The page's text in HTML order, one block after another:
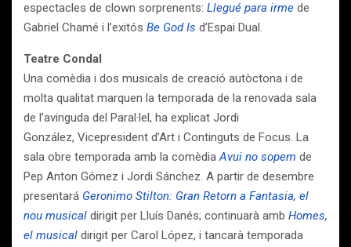
espectacles de clown sorprenents: Llegué para irme de
Gabriel Chamé i l’exitós Be God Is d’Espai Dual.
Teatre Condal
Una comèdia i dos musicals de creació autòctona i de
molta qualitat marquen la temporada de la renovada sala
de l’avinguda del Paral·lel, ha explicat Jordi
González, Vicepresident d’Art i Continguts de Focus. La
sala obre temporada amb la comèdiaAvui no sopem de
Pep Anton Gómez i Jordi Sánchez. A partir de desembre
presentará Geronimo Stilton: Gran Retorn a Fantasia, el
nou musical dirigit per Lluís Danés; continuarà amb Homes,
el musical dirigit per Carol López, i tancarà temporada